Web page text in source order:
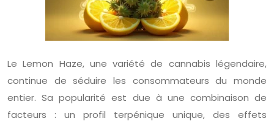
Le Lemon Haze, une variété de cannabis légendaire,
continue de séduire les consommateurs du monde
entier. Sa popularité est due à une combinaison de
facteurs : un profil terpénique unique, des effets